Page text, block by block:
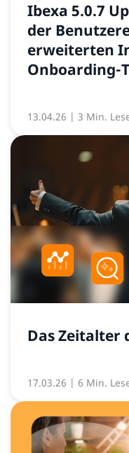
Ibexa 5.0.7
der
erweiterten
Onboarding-
13.04.26 | 3 Min.
Das Zeitalter
17.03.26 | 6 Min.